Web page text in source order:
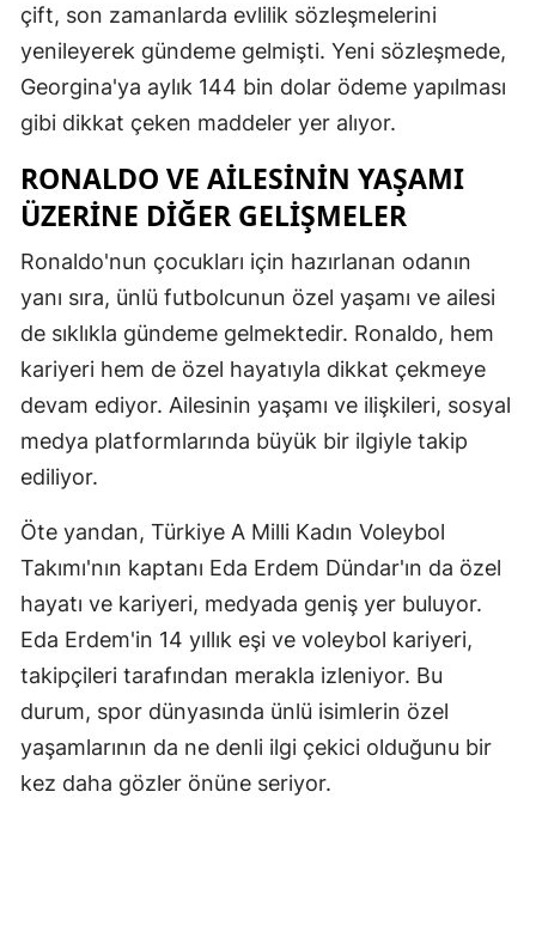
Sivas
Tekirdağ
Trabzon
Şanlıurfa
Uşak
Yozgat
Aksaray
Karaman
Kırıkkale
Batman
çift, son zamanlarda evlilik sözleşmelerini
yenileyerek gündeme gelmişti. Yeni sözleşmede,
Georgina'ya aylık 144 bin dolar ödeme yapılması
gibi dikkat çeken maddeler yer alıyor.
RONALDO VE AILESININ YAŞAMI
ÜZERINE DIĞER GELIŞMELER
Ronaldo'nun çocukları için hazırlanan odanın
yanı sıra, ünlü futbolcunun özel yaşamı ve ailesi
de sıklıkla gündeme gelmektedir. Ronaldo, hem
kariyeri hem de özel hayatıyla dikkat çekmeye
devam ediyor. Ailesinin yaşamı ve ilişkileri, sosyal
medya platformlarında büyük bir ilgiyle takip
ediliyor.
Öte yandan, Türkiye A Milli Kadın Voleybol
Takımı'nın kaptanı Eda Erdem Dündar'ın da özel
hayatı ve kariyeri, medyada geniş yer buluyor.
Eda Erdem'in 14 yıllık eşi ve voleybol kariyeri,
takipçileri tarafından merakla izleniyor. Bu
durum, spor dünyasında ünlü isimlerin özel
yaşamlarının da ne denli ilgi çekici olduğunu bir
kez daha gözler önüne seriyor.